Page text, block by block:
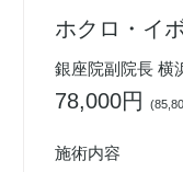
ホクロ・イ
銀座院副院長 横
78,000円(
施術内容